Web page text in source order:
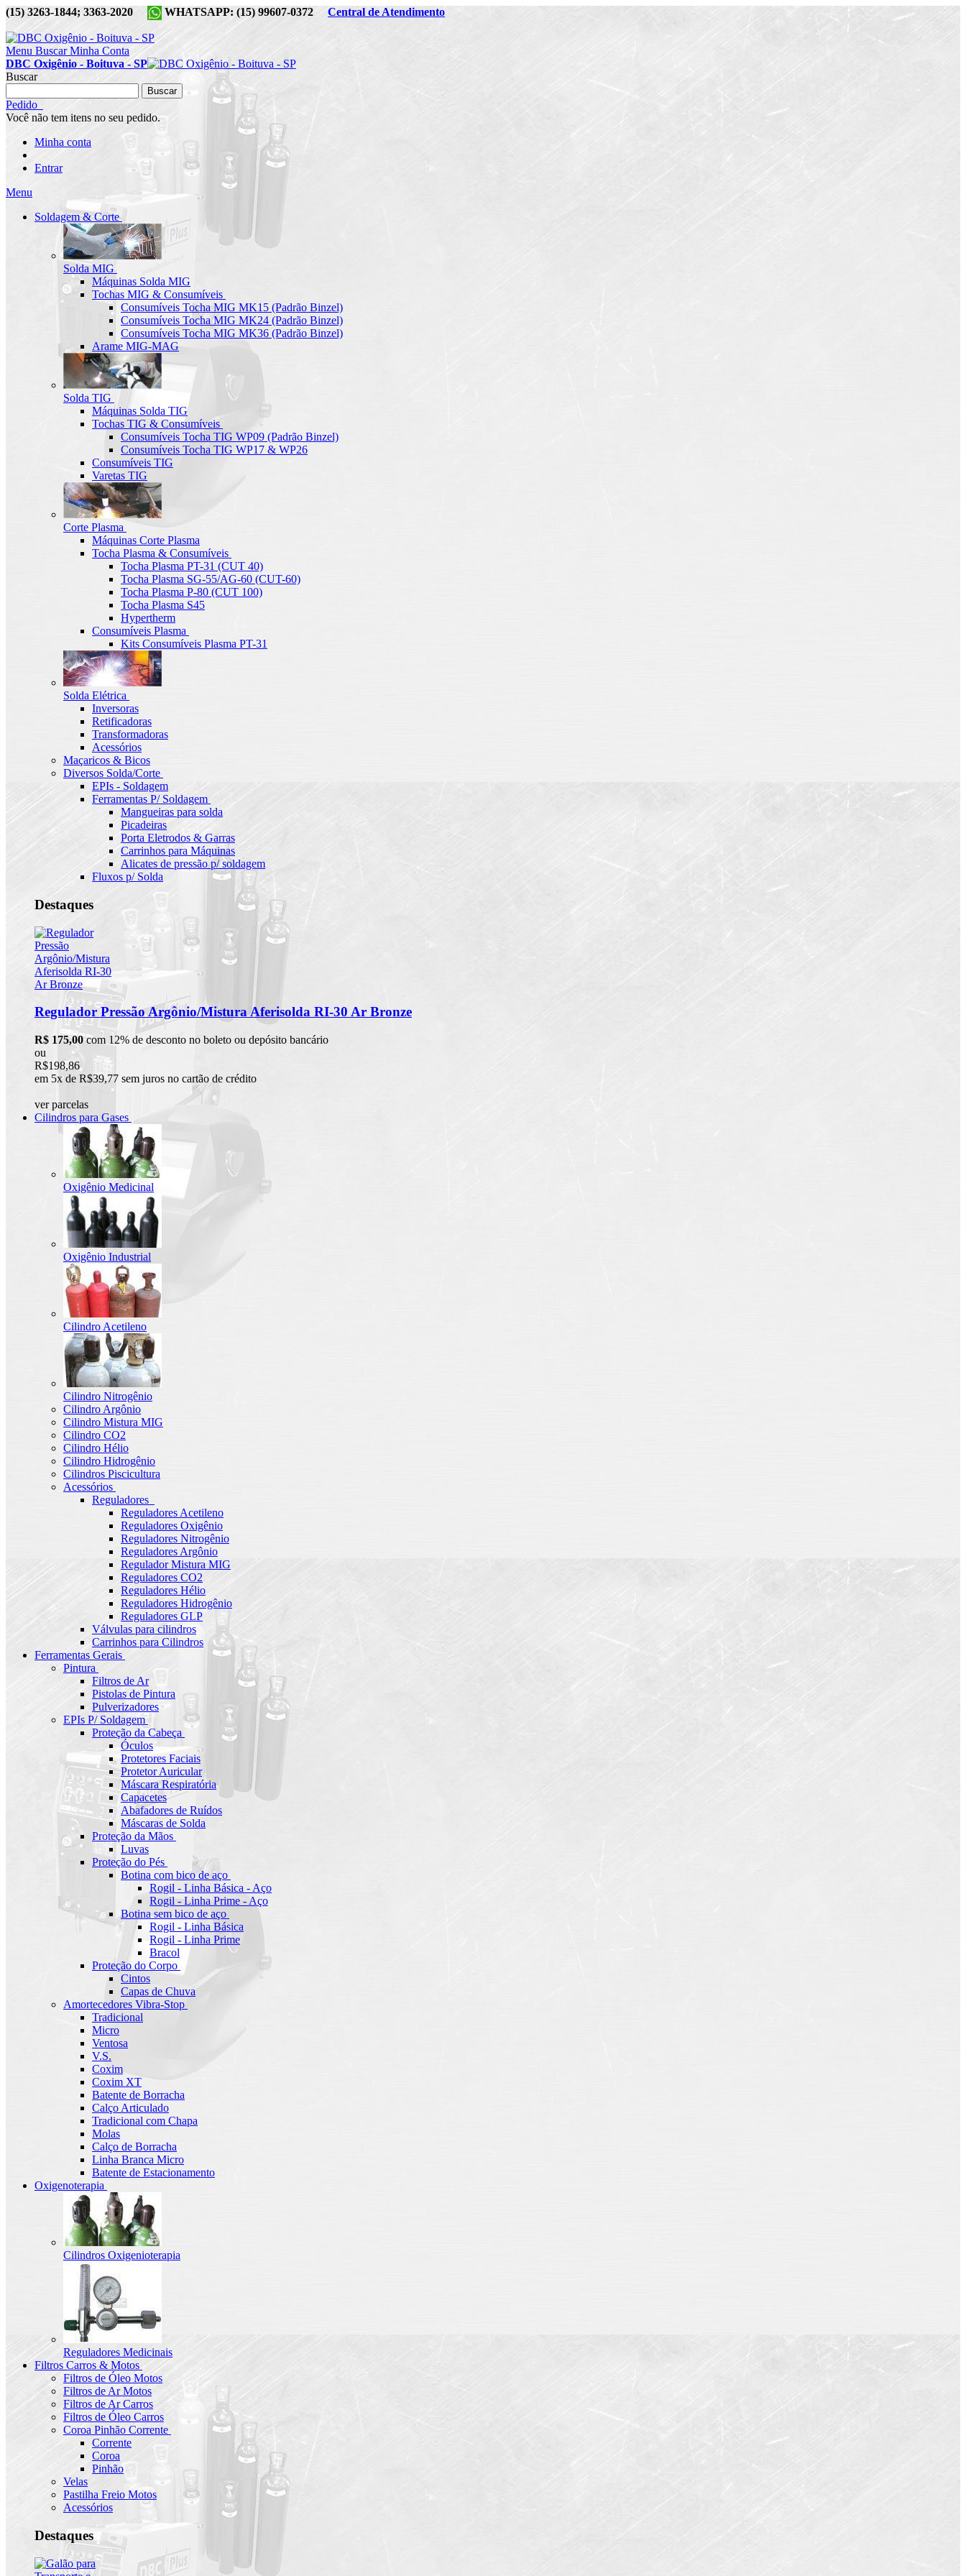
(15) 3263-1844; 3363-2020 WHATSAPP: (15) 99607-0372 Central de Atendimento
Menu Buscar Minha Conta
DBC Oxigênio - Boituva - SP
Buscar
Buscar
Pedido
Você não tem itens no seu pedido.
Minha conta
Entrar
Menu
Soldagem & Corte
Solda MIG
Máquinas Solda MIG
Tochas MIG & Consumíveis
Consumíveis Tocha MIG MK15 (Padrão Binzel)
Consumíveis Tocha MIG MK24 (Padrão Binzel)
Consumíveis Tocha MIG MK36 (Padrão Binzel)
Arame MIG-MAG
Solda TIG
Máquinas Solda TIG
Tochas TIG & Consumíveis
Consumíveis Tocha TIG WP09 (Padrão Binzel)
Consumíveis Tocha TIG WP17 & WP26
Consumíveis TIG
Varetas TIG
Corte Plasma
Máquinas Corte Plasma
Tocha Plasma & Consumíveis
Tocha Plasma PT-31 (CUT 40)
Tocha Plasma SG-55/AG-60 (CUT-60)
Tocha Plasma P-80 (CUT 100)
Tocha Plasma S45
Hypertherm
Consumíveis Plasma
Kits Consumíveis Plasma PT-31
Solda Elétrica
Inversoras
Retificadoras
Transformadoras
Acessórios
Maçaricos & Bicos
Diversos Solda/Corte
EPIs - Soldagem
Ferramentas P/ Soldagem
Mangueiras para solda
Picadeiras
Porta Eletrodos & Garras
Carrinhos para Máquinas
Alicates de pressão p/ soldagem
Fluxos p/ Solda
Destaques
Regulador Pressão Argônio/Mistura Aferisolda RI-30 Ar Bronze
R$ 175,00com 12% de desconto no boleto ou depósito bancário
ou
R$198,86
em 5x de R$39,77 sem juros no cartão de crédito
ver parcelas
Cilindros para Gases
Oxigênio Medicinal
Oxigênio Industrial
Cilindro Acetileno
Cilindro Nitrogênio
Cilindro Argônio
Cilindro Mistura MIG
Cilindro CO2
Cilindro Hélio
Cilindro Hidrogênio
Cilindros Piscicultura
Acessórios
Reguladores
Reguladores Acetileno
Reguladores Oxigênio
Reguladores Nitrogênio
Reguladores Argônio
Regulador Mistura MIG
Reguladores CO2
Reguladores Hélio
Reguladores Hidrogênio
Reguladores GLP
Válvulas para cilindros
Carrinhos para Cilindros
Ferramentas Gerais
Pintura
Filtros de Ar
Pistolas de Pintura
Pulverizadores
EPIs P/ Soldagem
Proteção da Cabeça
Óculos
Protetores Faciais
Protetor Auricular
Máscara Respiratória
Capacetes
Abafadores de Ruídos
Máscaras de Solda
Proteção da Mãos
Luvas
Proteção do Pés
Botina com bico de aço
Rogil - Linha Básica - Aço
Rogil - Linha Prime - Aço
Botina sem bico de aço
Rogil - Linha Básica
Rogil - Linha Prime
Bracol
Proteção do Corpo
Cintos
Capas de Chuva
Amortecedores Vibra-Stop
Tradicional
Micro
Ventosa
V.S.
Coxim
Coxim XT
Batente de Borracha
Calço Articulado
Tradicional com Chapa
Molas
Calço de Borracha
Linha Branca Micro
Batente de Estacionamento
Oxigenoterapia
Cilindros Oxigenioterapia
Reguladores Medicinais
Filtros Carros & Motos
Filtros de Óleo Motos
Filtros de Ar Motos
Filtros de Ar Carros
Filtros de Óleo Carros
Coroa Pinhão Corrente
Corrente
Coroa
Pinhão
Velas
Pastilha Freio Motos
Acessórios
Destaques